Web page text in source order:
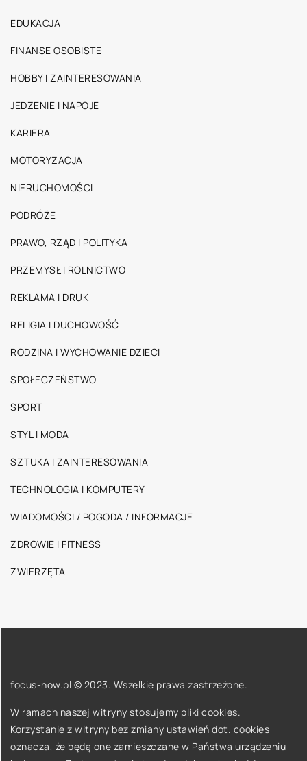
EDUKACJA
FINANSE OSOBISTE
HOBBY I ZAINTERESOWANIA
JEDZENIE I NAPOJE
KARIERA
MOTORYZACJA
NIERUCHOMOŚCI
PODRÓŻE
PRAWO, RZĄD I POLITYKA
PRZEMYSŁ I ROLNICTWO
REKLAMA I DRUK
RELIGIA I DUCHOWOŚĆ
RODZINA I WYCHOWANIE DZIECI
SPOŁECZEŃSTWO
SPORT
STYL I MODA
SZTUKA I ZAINTERESOWANIA
TECHNOLOGIA I KOMPUTERY
WIADOMOŚCI / POGODA / INFORMACJE
ZDROWIE I FITNESS
ZWIERZĘTA
focus-now.pl © 2023. Wszelkie prawa zastrzeżone.
W ramach naszej witryny stosujemy pliki cookies.
Korzystanie z witryny bez zmiany ustawień dot. cookies
oznacza, że będą one zamieszczane w Państwa urządzeniu